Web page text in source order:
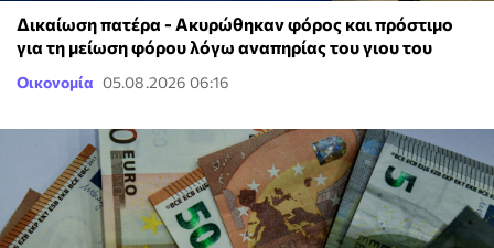
Δικαίωση πατέρα - Ακυρώθηκαν φόρος και πρόστιμο
για τη μείωση φόρου λόγω αναπηρίας του γιου του
Οικονομία 05.08.2026 06:16